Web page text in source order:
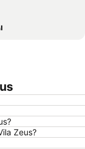
Zeus?